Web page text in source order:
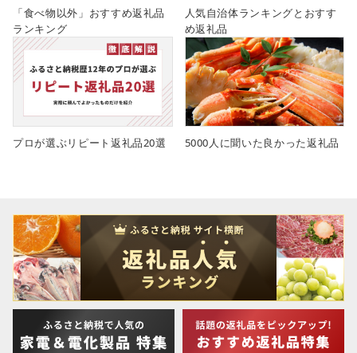
「食べ物以外」おすすめ返礼品
ランキング
人気自治体ランキングとおすす
め返礼品
プロが選ぶリピート返礼品20選 5000人に聞いた良かった返礼品